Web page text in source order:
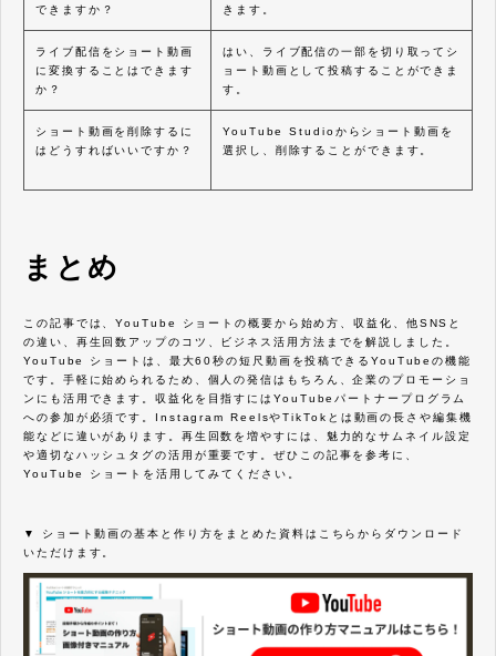
できますか？
きます。
ライブ配信をショート動画
に変換することはできます
か？
はい、ライブ配信の一部を切り取ってシ
ョート動画として投稿することができま
す。
ショート動画を削除するに
はどうすればいいですか？
YouTube Studioからショート動画を
選択し、削除することができます。
まとめ
この記事では、YouTube ショートの概要から始め方、収益化、他SNSと
の違い、再生回数アップのコツ、ビジネス活用方法までを解説しました。
YouTube ショートは、最大60秒の短尺動画を投稿できるYouTubeの機能
です。手軽に始められるため、個人の発信はもちろん、企業のプロモーショ
ンにも活用できます。収益化を目指すにはYouTubeパートナープログラム
への参加が必須です。Instagram ReelsやTikTokとは動画の長さや編集機
能などに違いがあります。再生回数を増やすには、魅力的なサムネイル設定
や適切なハッシュタグの活用が重要です。ぜひこの記事を参考に、
YouTube ショートを活用してみてください。
▼ ショート動画の基本と作り方をまとめた資料はこちらからダウンロード
いただけます。